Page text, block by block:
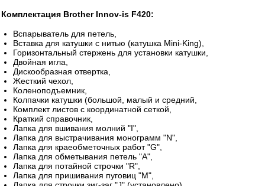
Комплектация Brother Innov-is F420:
Вспарыватель для петель,
Вставка для катушки с нитью (катушка Mini-King),
Горизонтальный стержень для установки катушки,
Двойная игла,
Дискообразная отвертка,
Жесткий чехол,
Коленоподъемник,
Колпачки катушки (большой, малый и средний,
Комплект листов с координатной сеткой,
Краткий справочник,
Лапка для вшивания молний "I",
Лапка для выстрачивания монограмм "N",
Лапка для краеобметочных работ "G",
Лапка для обметывания петель "A",
Лапка для потайной строчки "R",
Лапка для пришивания пуговиц "М",